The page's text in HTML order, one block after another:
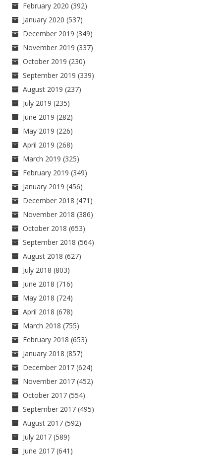
February 2020 (392)
January 2020 (537)
December 2019 (349)
November 2019 (337)
October 2019 (230)
September 2019 (339)
August 2019 (237)
July 2019 (235)
June 2019 (282)
May 2019 (226)
April 2019 (268)
March 2019 (325)
February 2019 (349)
January 2019 (456)
December 2018 (471)
November 2018 (386)
October 2018 (653)
September 2018 (564)
August 2018 (627)
July 2018 (803)
June 2018 (716)
May 2018 (724)
April 2018 (678)
March 2018 (755)
February 2018 (653)
January 2018 (857)
December 2017 (624)
November 2017 (452)
October 2017 (554)
September 2017 (495)
August 2017 (592)
July 2017 (589)
June 2017 (641)